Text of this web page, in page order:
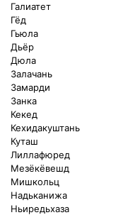
Галиатет
Гёд
Гьюла
Дьёр
Дюла
Залачань
Замарди
Занка
Кекед
Кехидакуштань
Куташ
Лиллафюред
Мезёкёвешд
Мишкольц
Надьканижа
Ньиредьхаза